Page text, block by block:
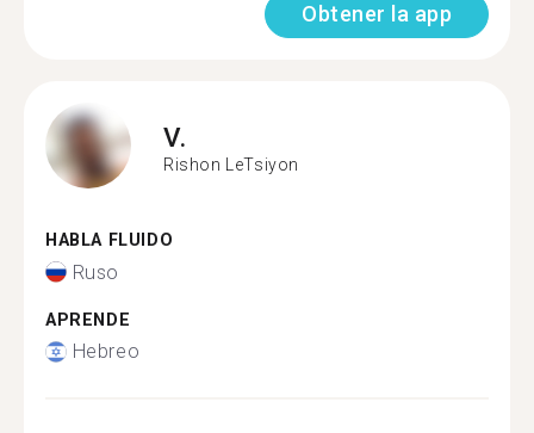
Obtener la app
V.
Rishon LeTsiyon
HABLA FLUIDO
Ruso
APRENDE
Hebreo